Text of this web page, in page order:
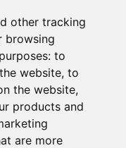
other tracking
browsing
to
website, to
the website,
products and
are more